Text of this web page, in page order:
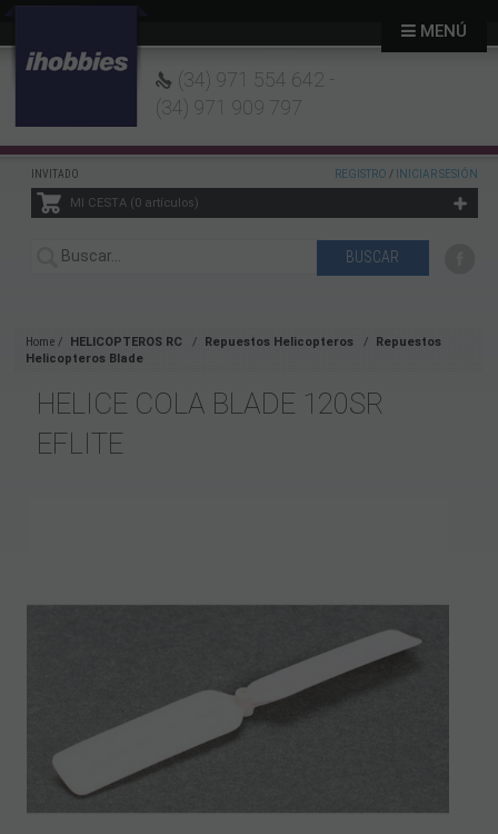
(34) 971 554 642 -
(34) 971 909 797
INVITADO REGISTRO / INICIAR SESIÓN
MI CESTA 0artículos
MENÚ
Home HELICOPTEROS RC Repuestos Helicopteros
Repuestos
Helicopteros Blade
HELICE COLA BLADE 120SR
EFLITE